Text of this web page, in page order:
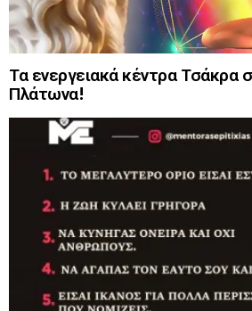
Τα ενεργειακά κέντρα Τσάκρα
Πλάτωνα!